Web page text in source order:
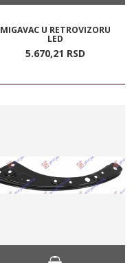
MIGAVAC U RETROVIZORU
LED
5.670,21 RSD